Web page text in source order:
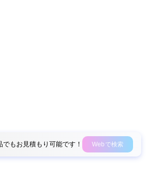
もお見積もり可能です！ Webで検索